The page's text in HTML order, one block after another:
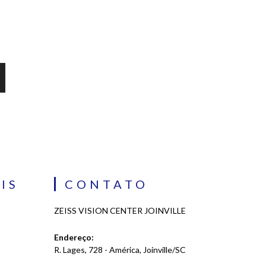
CONTATO
ZEISS VISION CENTER JOINVILLE
Endereço:
R. Lages, 728 - América, Joinville/SC